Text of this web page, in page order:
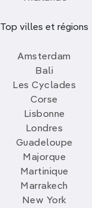
Top villes et régions
Amsterdam
Bali
Les Cyclades
Corse
Lisbonne
Londres
Guadeloupe
Majorque
Martinique
Marrakech
New York